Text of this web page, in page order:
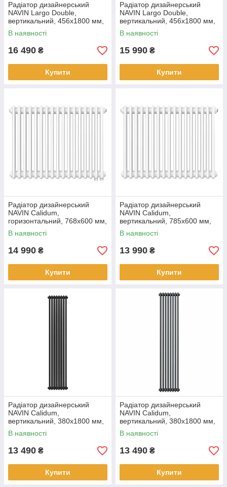
Радіатор дизайнерський
NAVIN Largo Double,
вертикальний, 456x1800 мм,
1386 Вт, бічне підключення,
антрацит
В наявності
16 490 ₴
Купити
Радіатор дизайнерський
NAVIN Largo Double,
вертикальний, 456x1800 мм,
1386 Вт, бічне підключення,
білий
В наявності
15 990 ₴
Купити
Радіатор дизайнерський
NAVIN Calidum,
горизонтальний, 768x600 мм,
990 Вт, нижнє підключення 50
мм, білий
В наявності
14 990 ₴
Купити
Радіатор дизайнерський
NAVIN Calidum,
вертикальний, 785x600 мм,
990 Вт, бічне підключення,
білий
В наявності
13 990 ₴
Купити
Радіатор дизайнерський
NAVIN Calidum,
вертикальний, 380x1800 мм,
1057 Вт, бічне підключення,
чорний муар
В наявності
13 490 ₴
Купити
Радіатор дизайнерський
NAVIN Calidum,
вертикальний, 380x1800 мм,
1057 Вт, бічне підключення,
антрацит
В наявності
13 490 ₴
Купити